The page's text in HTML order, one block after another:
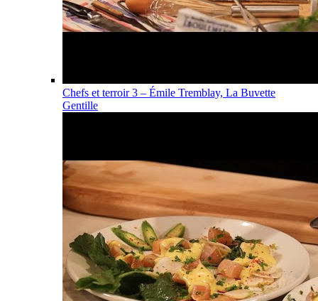
Chefs et terroir 3 – Émile Tremblay, La Buvette
Gentille